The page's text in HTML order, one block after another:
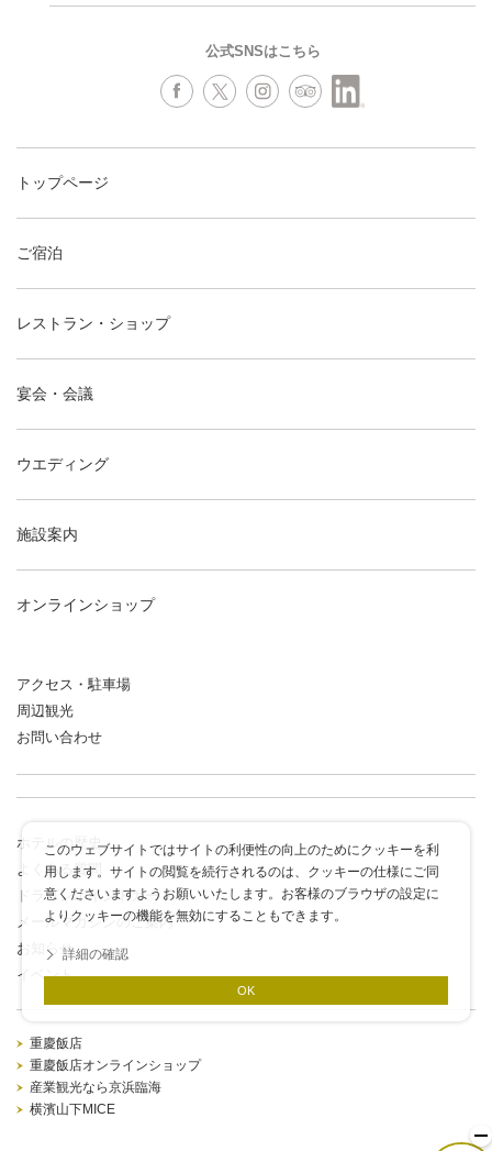
このウェブサイトではサイトの利便性の向上のためにクッキーを利
用します。サイトの閲覧を続行されるのは、クッキーの仕様にご同
意くださいますようお願いいたします。お客様のブラウザの設定に
よりクッキーの機能を無効にすることもできます。
詳細の確認
OK
公式SNSはこちら
トップページ
ご宿泊
レストラン・ショップ
宴会・会議
ウエディング
施設案内
オンラインショップ
アクセス・駐車場
周辺観光
お問い合わせ
ホテルの歴史
よくある質問
ドラゴンポイントカード
メールマガジンのご案内
お知らせ
イベント
重慶飯店
重慶飯店オンラインショップ
産業観光なら京浜臨海
横濱山下MICE